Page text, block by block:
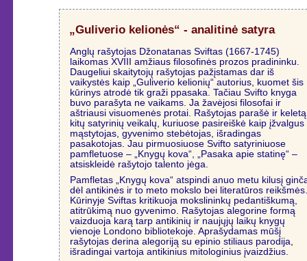
„Guliverio kelionės“ - analitinė satyra
Anglų rašytojas Džonatanas Sviftas (1667-1745)
laikomas XVIII amžiaus filosofinės prozos pradininku.
Daugeliui skaitytojų rašytojas pažįstamas dar iš
vaikystės kaip „Guliverio kelionių“ autorius, kuomet šis
kūrinys atrodė tik graži ppasaka. Tačiau Svifto knyga
buvo parašyta ne vaikams. Ja žavėjosi filosofai ir
aštriausi visuomenės protai. Rašytojas parašė ir keletą
kitų satyrinių veikalų, kuriuose pasireiškė kaip įžvalgus
mąstytojas, gyvenimo stebėtojas, išradingas
pasakotojas. Jau pirmuosiuose Svifto satyriniuose
pamfletuose – „Knygų kova“, „Pasaka apie statinę“ –
atsiskleidė rašytojo talento jėga.
Pamfletas „Knygų kova“ atspindi anuo metu kilusį
dėl antikinės ir to meto mokslo bei literatūros
Kūrinyje Sviftas kritikuoja mokslininkų pedantiškumą,
atitrūkimą nuo gyvenimo. Rašytojas alegorine formą
vaizduoja karą tarp antikinių ir naujųjų laikų knygų
vienoje Londono bibliotekoje. Aprašydamas mūšį
rašytojas derina alegoriją su epinio stiliaus parodija,
išradingai vartoja antikinius mitologinius įvaizdžius.